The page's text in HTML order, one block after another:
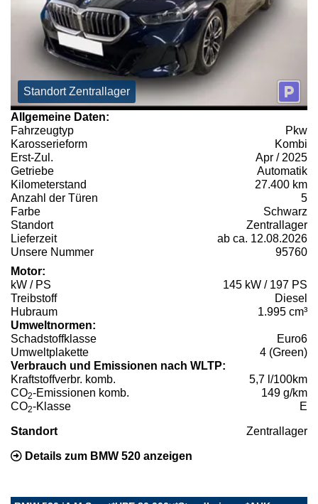
Standort Zentrallager
Allgemeine Daten:
Fahrzeugtyp
Pkw
Karosserieform
Kombi
Erst-Zul.
Apr / 2025
Getriebe
Automatik
Kilometerstand
27.400 km
Anzahl der Türen
5
Farbe
Schwarz
Standort
Zentrallager
Lieferzeit
ab ca. 12.08.2026
Unsere Nummer
95760
Motor:
kW / PS
145 kW / 197 PS
Treibstoff
Diesel
Hubraum
1.995 cm³
Umweltnormen:
Schadstoffklasse
Euro6
Umweltplakette
4 (Green)
Verbrauch und Emissionen nach WLTP:
Kraftstoffverbr. komb.
5,7 l/100km
CO2-Emissionen komb.
149 g/km
CO2-Klasse E
Standort Zentrallager
Details zum BMW 520 anzeigen